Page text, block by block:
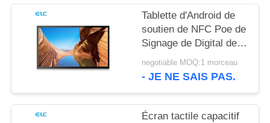
EN
MATIÈRE
PROTECTION
DE
LA
Tablette d'Android de
soutien de NFC Poe de
Signage de Digital de
bâti du mur RK3288
negotiable MOQ:1 morceau
- JE NE SAIS PAS.
Écran tactile capacitif